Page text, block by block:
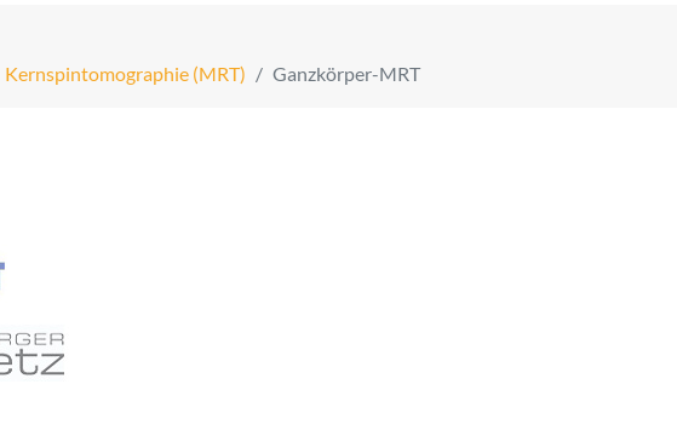
Kernspintomographie (MRT) Ganzkörper-MRT